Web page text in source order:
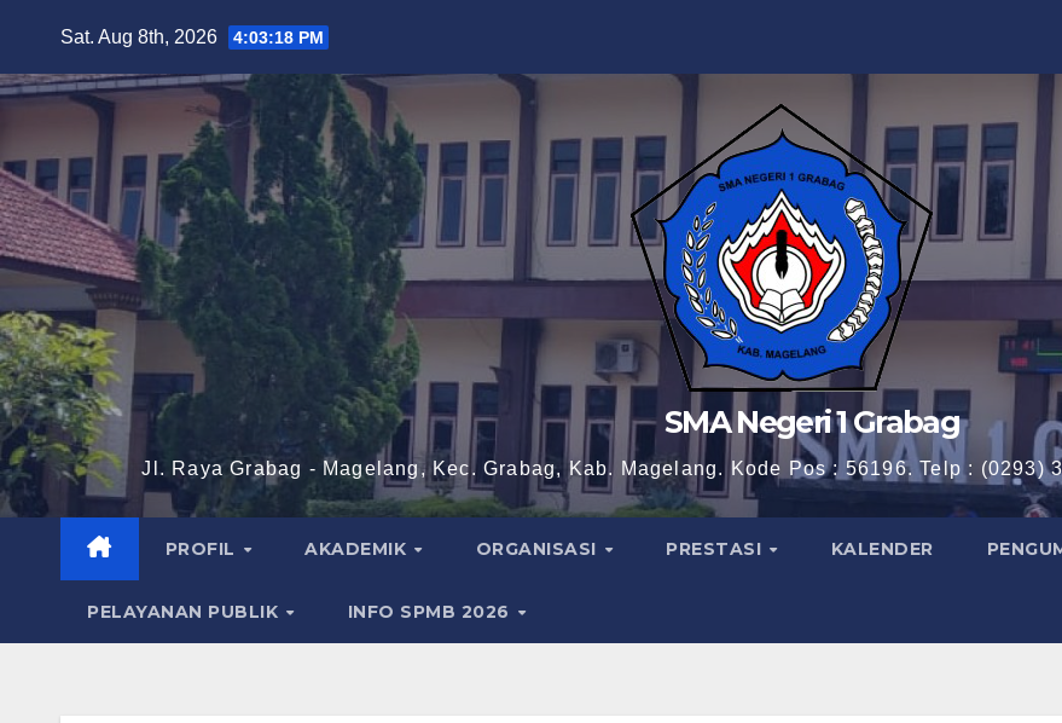
content
Sat. Aug 8th, 2026 4:03:19 PM
SMA Negeri 1 Grabag
Jl. Raya Grabag - Magelang, Kec. Grabag, Kab. Magelang. Kode Pos : 56196. Telp : (0293)
PROFIL AKADEMIK ORGANISASI PRESTASI KALENDER
PELAYANAN PUBLIK INFO SPMB 2026